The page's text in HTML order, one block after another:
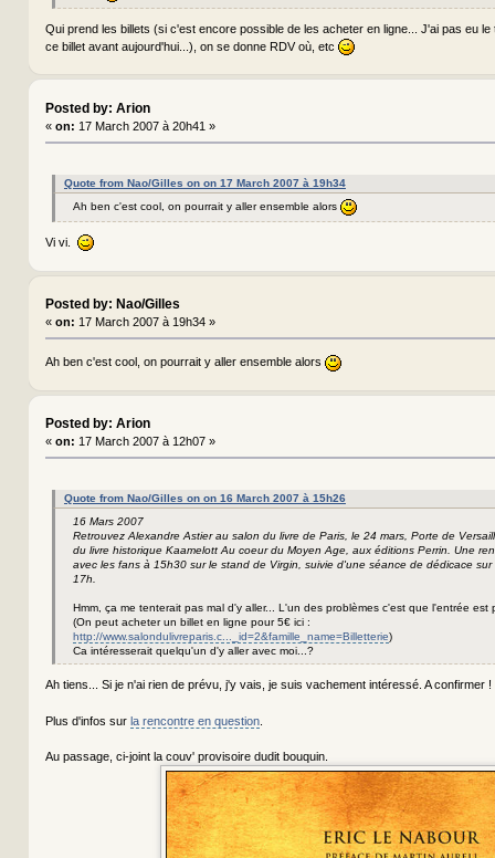
Qui prend les billets (si c'est encore possible de les acheter en ligne... J'ai pas eu
ce billet avant aujourd'hui...), on se donne RDV où, etc
Posted by: Arion
« on: 17 March 2007 à 20h41 »
Quote from Nao/Gilles on on 17 March 2007 à 19h34
Ah ben c'est cool, on pourrait y aller ensemble alors
Vi vi.
Posted by: Nao/Gilles
« on: 17 March 2007 à 19h34 »
Ah ben c'est cool, on pourrait y aller ensemble alors
Posted by: Arion
« on: 17 March 2007 à 12h07 »
Quote from Nao/Gilles on on 16 March 2007 à 15h26
16 Mars 2007
Retrouvez Alexandre Astier au salon du livre de Paris, le 24 mars, Porte de
du livre historique Kaamelott Au coeur du Moyen Age, aux éditions Perrin. Une
avec les fans à 15h30 sur le stand de Virgin, suivie d'une séance de dédicace sur
17h.
Hmm, ça me tenterait pas mal d'y aller... L'un des problèmes c'est que l'entrée est
(On peut acheter un billet en ligne pour 5€ ici :
http://www.salondulivreparis.c..._id=2&famille_name=Billetterie)
Ca intéresserait quelqu'un d'y aller avec moi...?
Ah tiens... Si je n'ai rien de prévu, j'y vais, je suis vachement intéressé. A confirmer !
Plus d'infos sur la rencontre en question.
Au passage, ci-joint la couv' provisoire dudit bouquin.